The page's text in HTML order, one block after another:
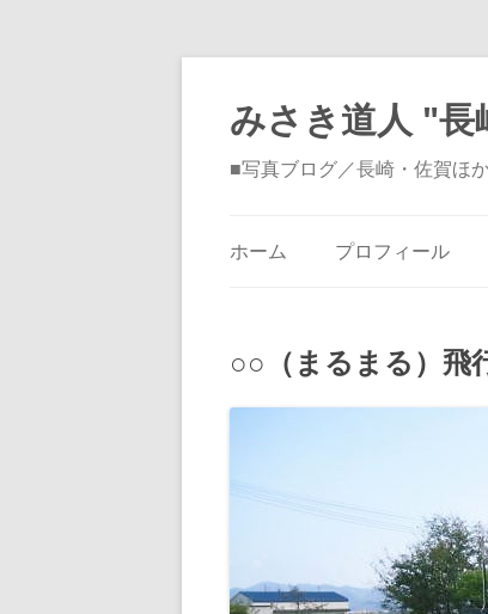
みさき道人 "
■写真ブログ／長崎・佐賀ほ
ホーム プロフィール
○○（まるまる）飛